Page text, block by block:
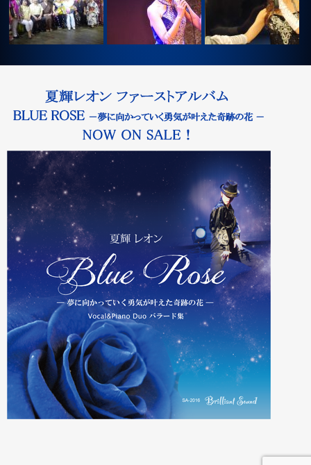
2017年9月2日 台湾
2016年8月12日 夏輝レオン2015年10月11日第2回夏
オンコ…